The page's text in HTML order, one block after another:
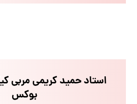
استاد حمید کریمی مربی
بوکس